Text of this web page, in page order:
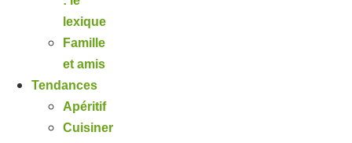
lexique
Famille
et amis
Tendances
Apéritif
Cuisiner